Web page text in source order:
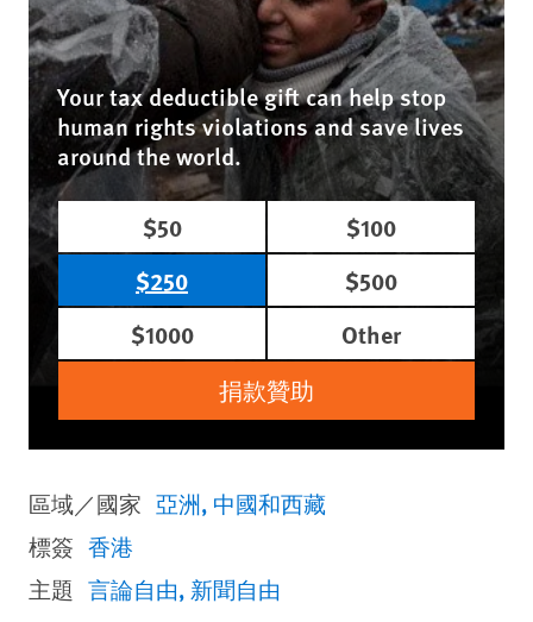
Your tax deductible gift can help stop
human rights violations and save lives
around the world.
$50
$100
$250
$500
$1000
Other
捐款贊助
區域／國家 亞洲 中國和西藏
標簽 香港
主題 言論自由 新聞自由